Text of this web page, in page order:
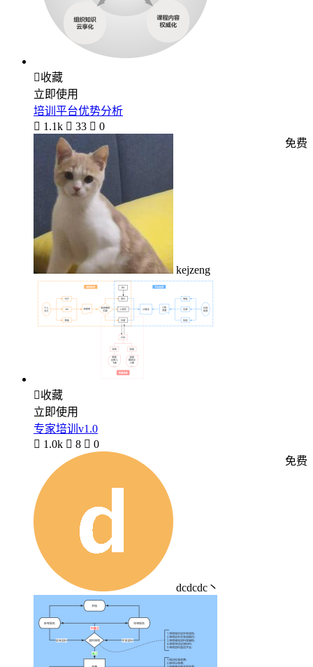
收藏
立即使用
培训平台优势分析
 1.1k  33  0
kejzeng
免费
收藏
立即使用
专家培训v1.0
 1.0k  8  0
dcdcdc丶
免费